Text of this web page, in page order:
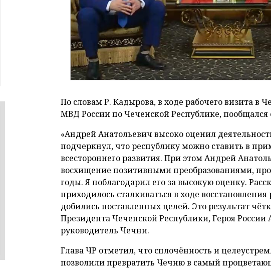
По словам Р. Кадырова, в ходе рабочего визита в
МВД России по Чеченской Республике,
«Андрей Анатольевич высоко оценил
подчеркнул, что республику можно ставить в
всестороннего развития. При этом Андрей
восхищение позитивными преобразованиями,
годы. Я поблагодарил его за высокую оценку.
приходилось сталкиваться в ходе
добились поставленных целей. Это результат
Президента Чеченской Республики, Героя
руководитель Чечни.
Глава ЧР отметил, что сплочённость и
позволили превратить Чечню в самый